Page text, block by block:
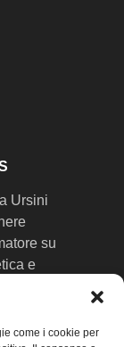
come i cookie per
Ursini
su
e